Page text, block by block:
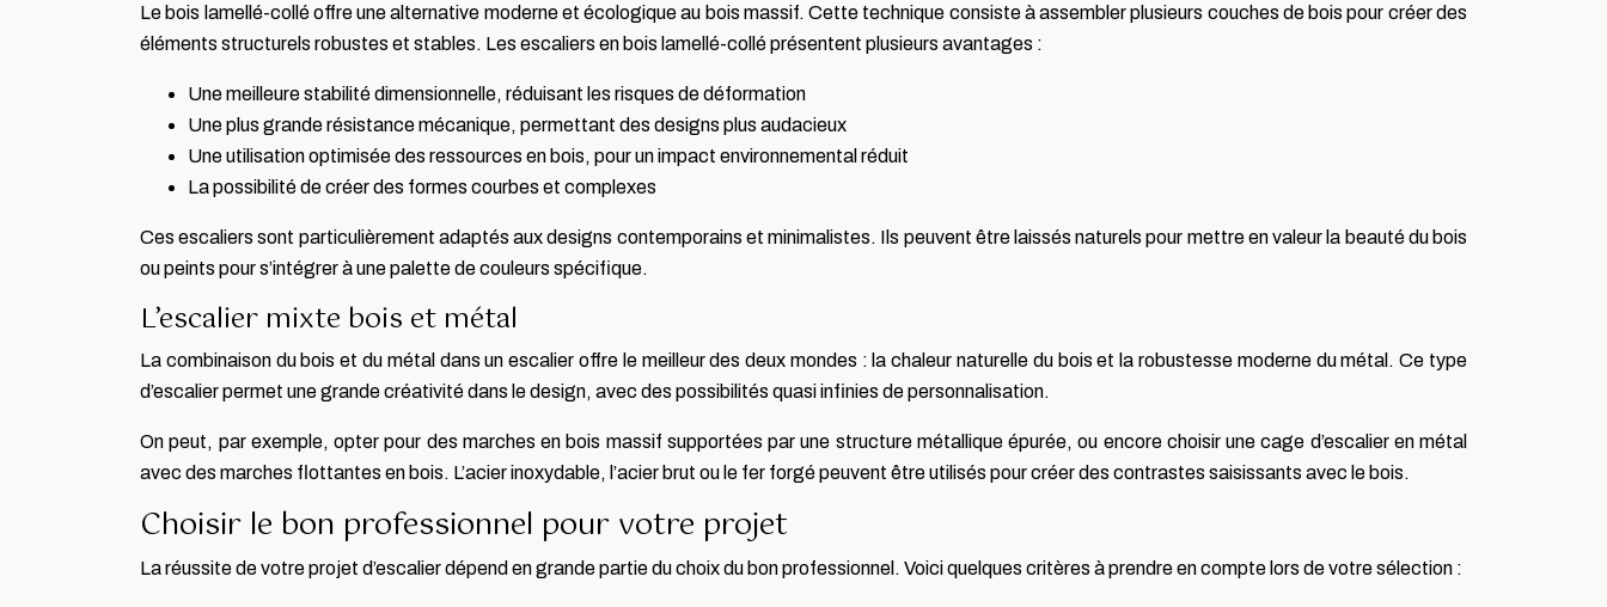
Le bois lamellé-collé offre une alternative moderne et écologique au bois massif. Cette technique consiste à assembler plusieurs couches de bois pour créer des
éléments structurels robustes et stables. Les escaliers en bois lamellé-collé présentent plusieurs avantages :
Une meilleure stabilité dimensionnelle, réduisant les risques de déformation
Une plus grande résistance mécanique, permettant des designs plus audacieux
Une utilisation optimisée des ressources en bois, pour un impact environnemental réduit
La possibilité de créer des formes courbes et complexes
Ces escaliers sont particulièrement adaptés aux designs contemporains et minimalistes. Ils peuvent être laissés naturels pour mettre en valeur la beauté du bois
ou peints pour s’intégrer à une palette de couleurs spécifique.
L’escalier mixte bois et métal
La combinaison du bois et du métal dans un escalier offre le meilleur des deux mondes : la chaleur naturelle du bois et la robustesse moderne du métal. Ce type
d’escalier permet une grande créativité dans le design, avec des possibilités quasi infinies de personnalisation.
On peut, par exemple, opter pour des marches en bois massif supportées par une structure métallique épurée, ou encore choisir une cage d’escalier en métal
avec des marches flottantes en bois. L’acier inoxydable, l’acier brut ou le fer forgé peuvent être utilisés pour créer des contrastes saisissants avec le bois.
Choisir le bon professionnel pour votre projet
La réussite de votre projet d’escalier dépend en grande partie du choix du bon professionnel. Voici quelques critères à prendre en compte lors de votre sélection :